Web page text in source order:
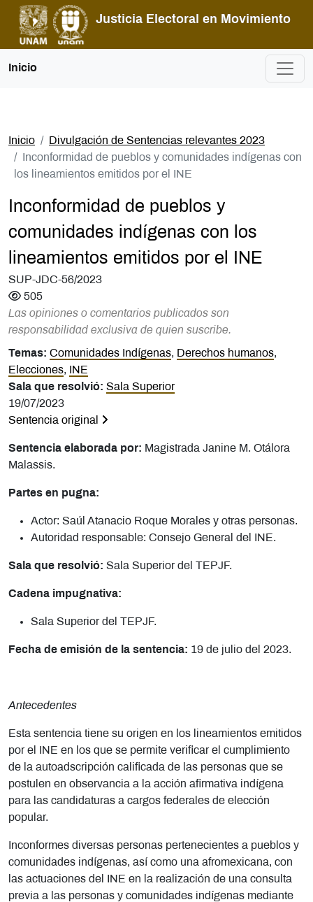
Justicia Electoral en Movimiento
Inicio
Inicio
Divulgación de Sentencias relevantes 2023
Inconformidad de pueblos y comunidades indígenas con
los lineamientos emitidos por el INE
Inconformidad de pueblos y
comunidades indígenas con los
lineamientos emitidos por el INE
SUP-JDC-56/2023
505
Las opiniones o comentarios publicados son
responsabilidad exclusiva de quien suscribe.
Temas: Comunidades Indígenas, Derechos humanos,
Elecciones,
INE
Sala que resolvió: Sala Superior
19/07/2023
Sentencia original
Sentencia elaborada por: Magistrada Janine M. Otálora
Malassis.
Partes en pugna:
Actor: Saúl Atanacio Roque Morales y otras personas.
Autoridad responsable: Consejo General del INE.
Sala que resolvió: Sala Superior del TEPJF.
Cadena impugnativa:
Sala Superior del TEPJF.
Fecha de emisión de la sentencia: 19 de julio del 2023.
Antecedentes
Esta sentencia tiene su origen en los lineamientos emitidos
por el INE en los que se permite verificar el cumplimiento
de la autoadscripción calificada de las personas que se
postulen en observancia a la acción afirmativa indígena
para las candidaturas a cargos federales de elección
popular.
Inconformes diversas personas pertenecientes a pueblos y
comunidades indígenas, así como una afromexicana, con
las actuaciones del INE en la realización de una consulta
previa a las personas y comunidades indígenas mediante